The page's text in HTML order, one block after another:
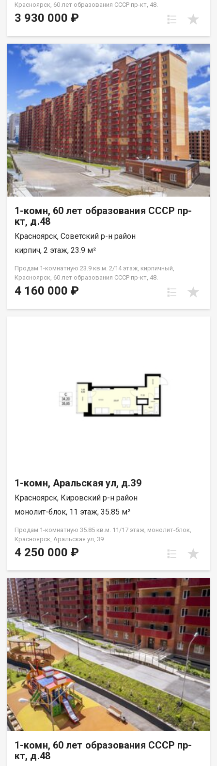
Красноярск, 60 лет образования СССР пр-кт, 48.
3 930 000 ₽
1-комн, 60 лет образования СССР пр-
кт, д.48
Красноярск, Советский р-н район
кирпич, 2 этаж, 23.9 м²
Продам 1-комнатную 23.9 кв.м. 2/14 этаж, кирпичный,
Красноярск, 60 лет образования СССР пр-кт, 48.
4 160 000 ₽
1-комн, Аральская ул, д.39
Красноярск, Кировский р-н район
монолит-блок, 11 этаж, 35.85 м²
Продам 1-комнатную 35.85 кв.м. 11/17 этаж, монолит-блок,
Красноярск, Аральская ул, 39.
4 250 000 ₽
1-комн, 60 лет образования СССР пр-
кт, д.48